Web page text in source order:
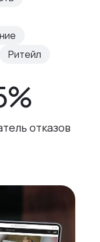
Ритейл
отказов